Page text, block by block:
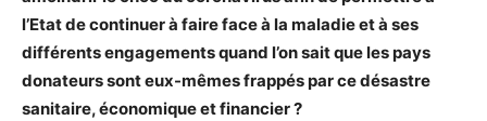
l’Etat de continuer à faire face à la maladie et à ses
différents engagements quand l’on sait que les pays
donateurs sont eux-mêmes frappés par ce désastre
sanitaire, économique et financier ?